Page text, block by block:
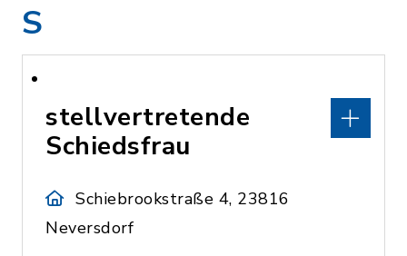
S
stellvertretende
Schiedsfrau
Schiebrookstraße 4, 23816
Neversdorf